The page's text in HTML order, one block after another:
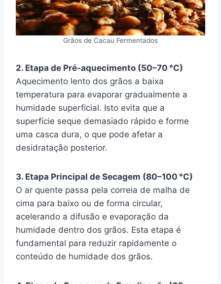
Grãos de Cacau Fermentados
2. Etapa de Pré-aquecimento (50–70 °C)
Aquecimento lento dos grãos a baixa
temperatura para evaporar gradualmente a
humidade superficial. Isto evita que a
superfície seque demasiado rápido e forme
uma casca dura, o que pode afetar a
desidratação posterior.
3. Etapa Principal de Secagem (80–100 °C)
O ar quente passa pela correia de malha de
cima para baixo ou de forma circular,
acelerando a difusão e evaporação da
humidade dentro dos grãos. Esta etapa é
fundamental para reduzir rapidamente o
conteúdo de humidade dos grãos.